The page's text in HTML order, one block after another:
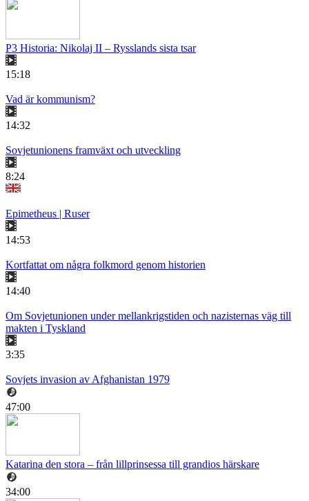
P3 Historia: Nikolaj II – Rysslands sista tsar
15:18
Vad är kommunism?
14:32
Sovjetunionens framväxt och utveckling
8:24
Epimetheus | Ruser
14:53
Kortfattat om några folkmord genom historien
14:40
Om Sovjetunionen under mellankrigstiden och nazisternas väg till
makten i Tyskland
3:35
Sovjets invasion av Afghanistan 1979
47:00
Katarina den stora – från lillprinsessa till grandios härskare
34:00